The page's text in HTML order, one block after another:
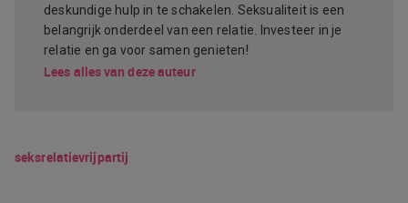
deskundige hulp in te schakelen. Seksualiteit is een
belangrijk onderdeel van een relatie. Investeer in je
relatie en ga voor samen genieten!
Lees alles van deze auteur
seksrelatievrijpartij